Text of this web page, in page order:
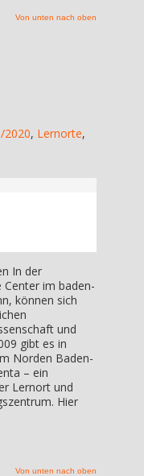
Von unten nach oben
2020, Lernorte,
In der
Center im baden-
können sich
und
gibt es in
Norden Baden-
– ein
Lernort und
Hier
Von unten nach oben